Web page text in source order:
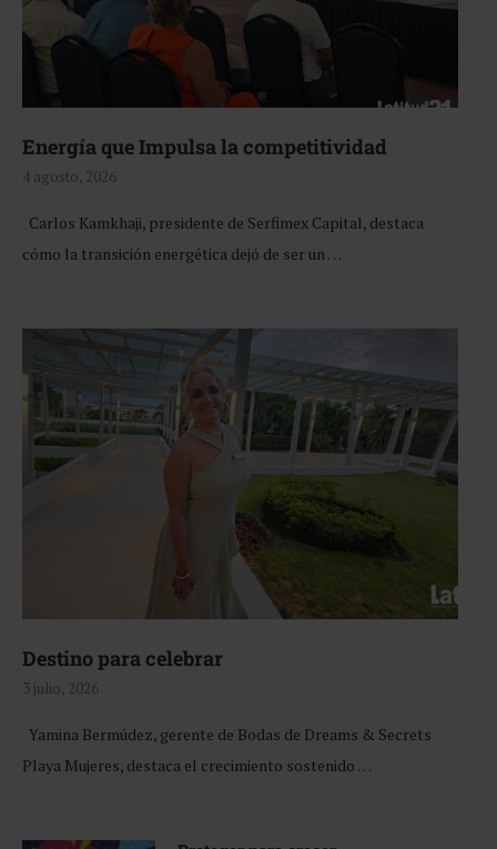
Energía que Impulsa la competitividad
4 agosto, 2026
Carlos Kamkhaji, presidente de Serfimex Capital, destaca
cómo la transición energética dejó de ser un …
Destino para celebrar
3 julio, 2026
Yamina Bermúdez, gerente de Bodas de Dreams & Secrets
Playa Mujeres, destaca el crecimiento sostenido …